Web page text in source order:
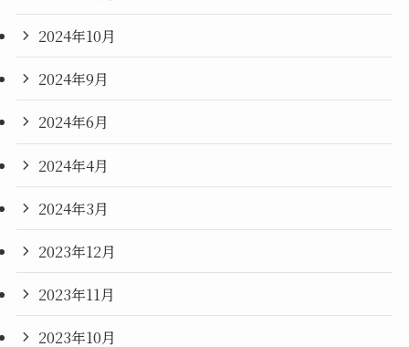
2024年10月
2024年9月
2024年6月
2024年4月
2024年3月
2023年12月
2023年11月
2023年10月